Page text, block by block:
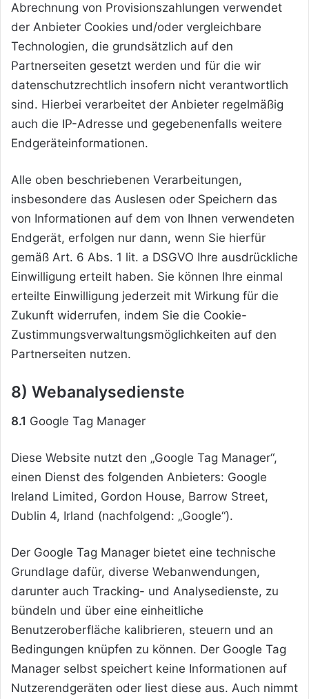
Abrechnung von Provisionszahlungen verwendet
der Anbieter Cookies und/oder vergleichbare
Technologien, die grundsätzlich auf den
Partnerseiten gesetzt werden und für die wir
datenschutzrechtlich insofern nicht verantwortlich
sind. Hierbei verarbeitet der Anbieter regelmäßig
auch die IP-Adresse und gegebenenfalls weitere
Endgeräteinformationen.
Alle oben beschriebenen Verarbeitungen,
insbesondere das Auslesen oder Speichern das
von Informationen auf dem von Ihnen verwendeten
Endgerät, erfolgen nur dann, wenn Sie hierfür
gemäß Art. 6 Abs. 1 lit. a DSGVO Ihre ausdrückliche
Einwilligung erteilt haben. Sie können Ihre einmal
erteilte Einwilligung jederzeit mit Wirkung für die
Zukunft widerrufen, indem Sie die Cookie-
Zustimmungsverwaltungsmöglichkeiten auf den
Partnerseiten nutzen.
8) Webanalysedienste
8.1 Google Tag Manager
Diese Website nutzt den „Google Tag Manager“,
einen Dienst des folgenden Anbieters: Google
Ireland Limited, Gordon House, Barrow Street,
Dublin 4, Irland (nachfolgend: „Google“).
Der Google Tag Manager bietet eine technische
Grundlage dafür, diverse Webanwendungen,
darunter auch Tracking- und Analysedienste, zu
bündeln und über eine einheitliche
Benutzeroberfläche kalibrieren, steuern und an
Bedingungen knüpfen zu können. Der Google Tag
Manager selbst speichert keine Informationen auf
Nutzerendgeräten oder liest diese aus. Auch nimmt